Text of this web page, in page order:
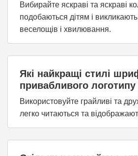
Вибирайте яскраві та яскраві
подобаються дітям і викликають
веселощів і хвилювання.
Які найкращі стилі
привабливого логотипу
Використовуйте грайливі та
легко читаються та